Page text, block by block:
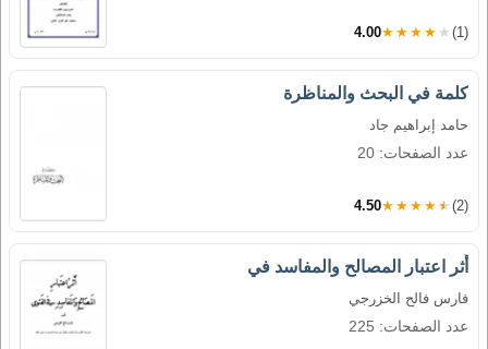
4.00★★★★★ (1)
كلمة في البحث والمناظرة
حامد إبراهيم جاد
عدد الصفحات: 20
4.50★★★★★ (2)
أَثر اعتبار المصالح والمفاسد في
فارس فالح الخزرجي
عدد الصفحات: 225